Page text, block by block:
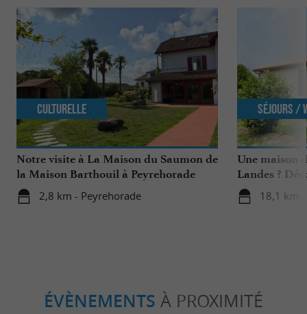
Notre visite à La Maison du Saumon de
la Maison Barthouil à Peyrehorade
2,8 km - Peyrehorade
Culturelle
Une maison
Landes ?
Lanas à
18,1 km -
Séjours /
ÉVÈNEMENTS À PROXIMITÉ